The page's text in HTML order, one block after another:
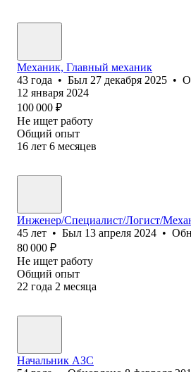
Механик, Главный механик
43 года • Был 27 декабря 2025 •
12 января 2024
100 000 ₽
Не ищет работу
Общий опыт
16 лет 6 месяцев
Инженер/Специалист/Логист/
45 лет • Был 13 апреля 2024 •
80 000 ₽
Не ищет работу
Общий опыт
22 года 2 месяца
Начальник АЗС